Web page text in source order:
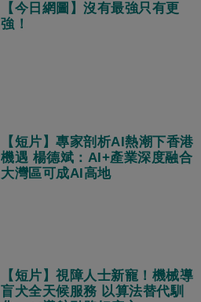
【今日網圖】沒有最強只有更
強！
【短片】專家剖析AI熱潮下香港
機遇 楊德斌：AI+產業深度融合
大灣區可成AI高地
【短片】視障人士新寵！機械導
盲犬全天候服務 以算法替代馴